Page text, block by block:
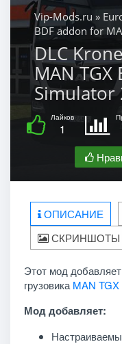
Vip-Mods.ru »
BDF addon for
DLC
MAN TGX
Simulator
Лайков
1
ОПИСАНИЕ
СКРИНШОТЫ
Этот мод
грузовика MAN
Мод добавляет: